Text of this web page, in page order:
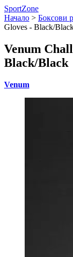
SportZone
Начало > Боксови
Gloves - Black/
Venum
Black/Black
Venum